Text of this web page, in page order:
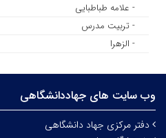
- علامه طباطبایی
- تربیت مدرس
- الزهرا
وب سایت های جهاددانشگاهی
دفتر مرکزی جهاد دانشگاهی